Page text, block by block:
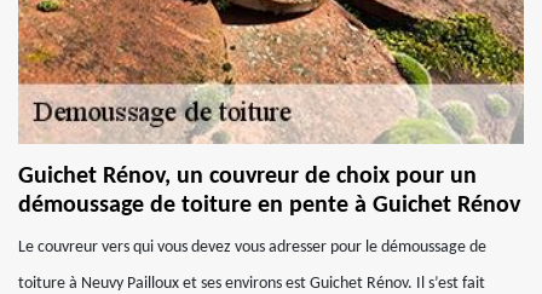
Guichet Rénov, un couvreur de choix pour un
démoussage de toiture en pente à Guichet Rénov
Le couvreur vers qui vous devez vous adresser pour le démoussage de
toiture à Neuvy Pailloux et ses environs est Guichet Rénov. Il s’est fait